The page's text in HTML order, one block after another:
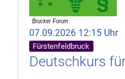
07.09.2026 12:15 Uhr
Fürstenfeldbruck
Deutschkurs